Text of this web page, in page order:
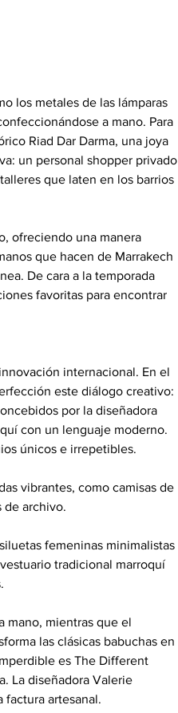
los metales de las lámparas
a mano. Para
Riad Dar Darma, una joya
un personal shopper privado
que laten en los barrios
ofreciendo una manera
que hacen de Marrakech
De cara a la temporada
favoritas para encontrar
internacional. En el
este diálogo creativo:
por la diseñadora
con un lenguaje moderno.
únicos e irrepetibles.
vibrantes, como camisas de
de archivo.
femeninas minimalistas
tradicional marroquí
mano, mientras que el
las clásicas babuchas en
es The Different
La diseñadora Valerie
factura artesanal.